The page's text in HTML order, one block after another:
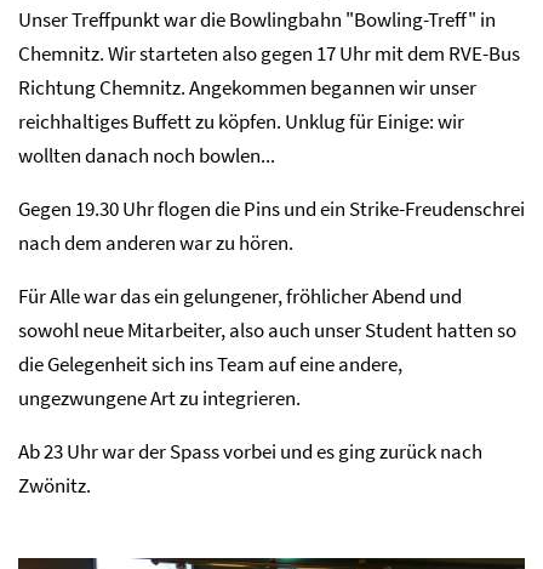
Unser Treffpunkt war die Bowlingbahn "Bowling-Treff" in
Chemnitz. Wir starteten also gegen 17 Uhr mit dem RVE-Bus
Richtung Chemnitz. Angekommen begannen wir unser
reichhaltiges Buffett zu köpfen. Unklug für Einige: wir
wollten danach noch bowlen...
Gegen 19.30 Uhr flogen die Pins und ein Strike-Freudenschrei
nach dem anderen war zu hören.
Für Alle war das ein gelungener, fröhlicher Abend und
sowohl neue Mitarbeiter, also auch unser Student hatten so
die Gelegenheit sich ins Team auf eine andere,
ungezwungene Art zu integrieren.
Ab 23 Uhr war der Spass vorbei und es ging zurück nach
Zwönitz.